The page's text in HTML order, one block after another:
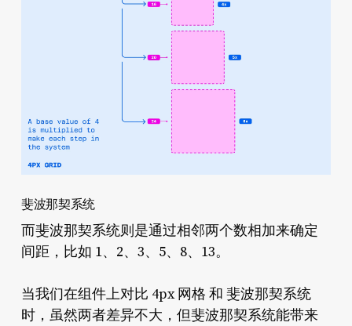
斐波那契系统
而斐波那契系统则是通过相邻两个数相加来确定
间距，比如 1、2、3、5、8、13。
当我们在组件上对比 4px 网格 和 斐波那契系统
时，虽然两者差异不大，但斐波那契系统能带来